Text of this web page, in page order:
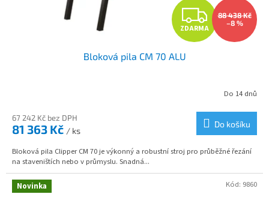
Z
D
M
A
ZDARMA
88 438 Kč
–8 %
Bloková pila CM 70 ALU
Do 14 dnů
67 242 Kč bez DPH
81 363 Kč / ks
Do košíku
Bloková pila Clipper CM 70 je výkonný a robustní stroj pro průběžné řezání
na staveništích nebo v průmyslu. Snadná...
Novinka Kód: 9860